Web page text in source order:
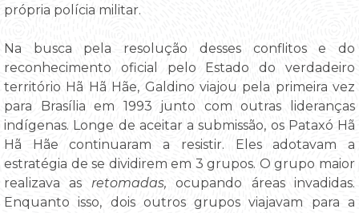
própria polícia militar.
Na busca pela resolução desses conflitos e do
reconhecimento oficial pelo Estado do verdadeiro
território Hã Hã Hãe, Galdino viajou pela primeira vez
para Brasília em 1993 junto com outras lideranças
indígenas. Longe de aceitar a submissão, os Pataxó Hã
Hã Hãe continuaram a resistir. Eles adotavam a
estratégia de se dividirem em 3 grupos. O grupo maior
realizava as retomadas, ocupando áreas invadidas.
Enquanto isso, dois outros grupos viajavam para a